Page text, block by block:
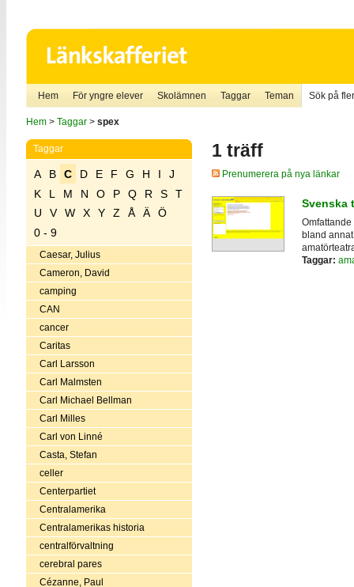
Hem För yngre elever Skolämnen Taggar Teman Sök på
Hem> Taggar> spex
Taggar
A B C D E F G H I
J
K
L M N O P Q R S
T
U
V W X Y Z Å Ä
Ö
0 - 9
Caesar, Julius
Cameron, David
camping
CAN
cancer
Caritas
Carl Larsson
Carl Malmsten
Carl Michael Bellman
Carl Milles
Carl von Linné
Casta, Stefan
celler
Centerpartiet
Centralamerika
Centralamerikas historia
centralförvaltning
cerebral pares
Cézanne, Paul
1 träff
Prenumerera på nya länkar
Svenska
bland
Taggar: